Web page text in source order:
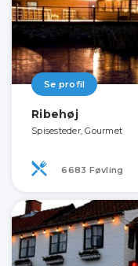
Se profil
Ribehøj
Spisesteder, Gourmet
6683 Føvling